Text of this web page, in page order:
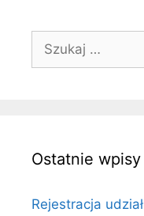
Szukaj:
Ostatnie wpisy
Rejestracja